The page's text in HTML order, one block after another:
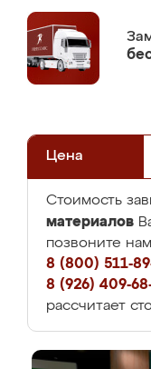
Цена
Стоимость
материалов
позвоните
8 (800) 511-
8 (926) 409-
рассчитает